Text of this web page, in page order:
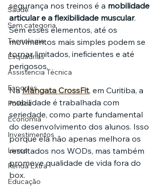
Saúde
Sem categoria
Tecnologia
Esquadrias
Assistencia Técnica
Esportes
Política
Economia
Investimentos
Livros
Renda Extra
Educação
segurança nos treinos é a mobilidade
articular e a flexibilidade muscular.
Sem esses elementos, até os
movimentos mais simples podem se
tornar limitados, ineficientes e até
perigosos.
Na Mangata CrossFit, em Curitiba, a
mobilidade é trabalhada com
seriedade, como parte fundamental
do desenvolvimento dos alunos. Isso
porque ela não apenas melhora os
resultados nos WODs, mas também
promove qualidade de vida fora do
box.